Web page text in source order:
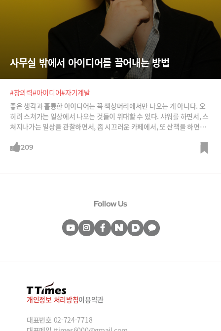
사무실 밖에서 아이디어를 끌어내는 방법
#창의력#아이디어#자기계발
좋은 생각과 훌륭한 아이디어는 꼭 책상머리에서만 나오는 게 아니다. 오
히려 스쳐가는 일상에서 나오는 것들이 위대할 수 있다. 샤워를 하면서, 스
쳐지나가는 일상을 관찰하면서, 좀 시끄러운 카페에서, 또 산책을 하면서
209
Follow Us
개인정보 처리방침이용약관
대표번호 02-724-7718